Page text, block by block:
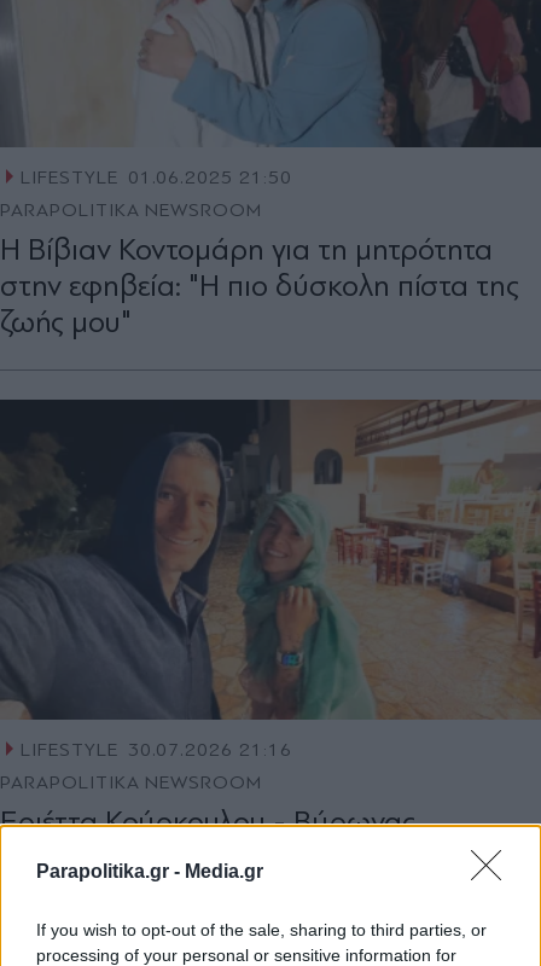
Parapolitika.gr - Media.gr
If you wish to opt-out of the sale, sharing to third parties, or
processing of your personal or sensitive information for
LIFESTYLE 01.06.2025 21:50
PARAPOLITIKA NEWSROOM
Η Βίβιαν Κοντομάρη για τη μητρότητα
στην εφηβεία: "Η πιο δύσκολη πίστα της
ζωής μου"
LIFESTYLE 30.07.2026 21:16
PARAPOLITIKA NEWSROOM
Εριέττα Κούρκουλου - Βύρωνας
Βασιλειάδης: Απόδραση για δύο μετά την
στα Κουφονήσια (Εικόνες)